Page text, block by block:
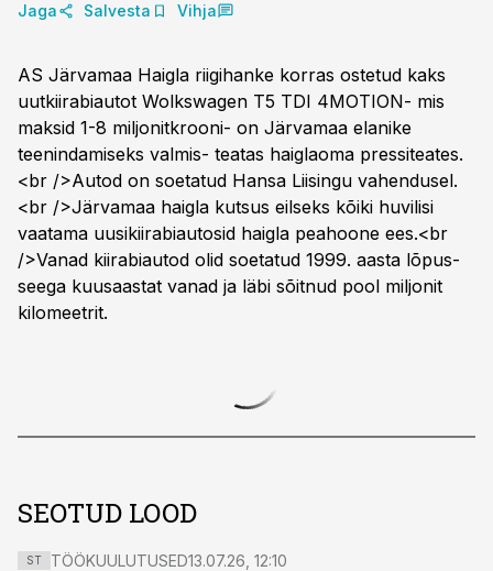
Jaga Salvesta Vihja
AS Järvamaa Haigla riigihanke korras ostetud kaks
uutkiirabiautot Wolkswagen T5 TDI 4MOTION- mis
maksid 1-8 miljonitkrooni- on Järvamaa elanike
teenindamiseks valmis- teatas haiglaoma pressiteates.
<br />Autod on soetatud Hansa Liisingu vahendusel.
<br />Järvamaa haigla kutsus eilseks kõiki huvilisi
vaatama uusikiirabiautosid haigla peahoone ees.<br
/>Vanad kiirabiautod olid soetatud 1999. aasta lõpus-
seega kuusaastat vanad ja läbi sõitnud pool miljonit
kilomeetrit.
SEOTUD LOOD
ST TÖÖKUULUTUSED13.07.26, 12:10